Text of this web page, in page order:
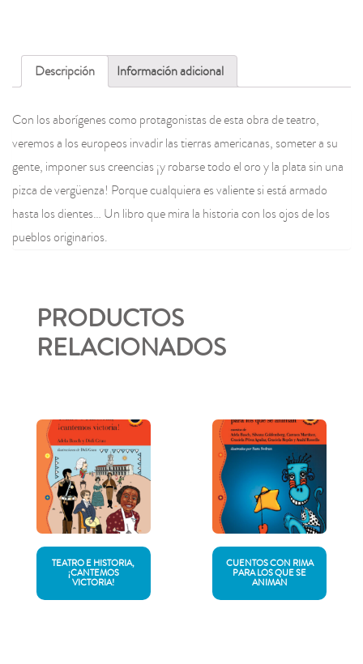
Descripción Información adicional
Con los aborígenes como protagonistas de esta obra de teatro,
veremos a los europeos invadir las tierras americanas, someter a su
gente, imponer sus creencias ¡y robarse todo el oro y la plata sin una
pizca de vergüenza! Porque cualquiera es valiente si está armado
hasta los dientes… Un libro que mira la historia con los ojos de los
pueblos originarios.
PRODUCTOS
RELACIONADOS
TEATRO E HISTORIA,
¡CANTEMOS
VICTORIA!
CUENTOS CON RIMA
PARA LOS QUE SE
ANIMAN